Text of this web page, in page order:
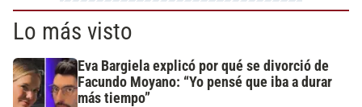
Lo más visto
Eva Bargiela explicó por qué se divorció de
Facundo Moyano: “Yo pensé que iba a durar
más tiempo”